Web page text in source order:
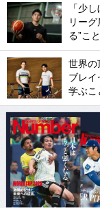
「少
リー
る”こ
世界の
ブレイ
学ぶこ